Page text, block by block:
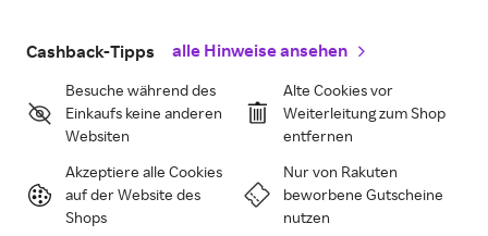
Cashback-Tipps alle Hinweise ansehen
Besuche während des
Einkaufs keine anderen
Websiten
Alte Cookies vor
Weiterleitung zum Shop
entfernen
Akzeptiere alle Cookies
auf der Website des
Shops
Nur von Rakuten
beworbene Gutscheine
nutzen